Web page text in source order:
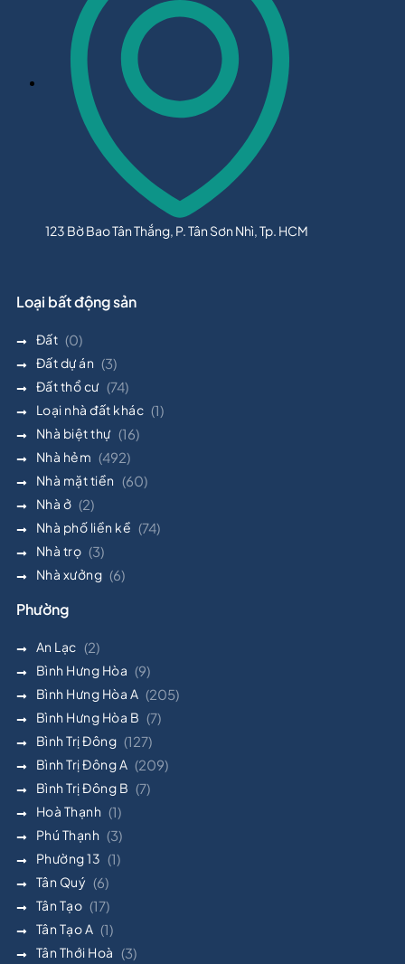
123 Bờ Bao Tân Thắng, P. Tân Sơn Nhì, Tp. HCM
Loại bất động sản
Đất (0)
Đất dự án (3)
Đất thổ cư (74)
Loại nhà đất khác (1)
Nhà biệt thự (16)
Nhà hẻm (492)
Nhà mặt tiền (60)
Nhà ở (2)
Nhà phố liền kề (74)
Nhà trọ (3)
Nhà xưởng (6)
Phường
An Lạc (2)
Bình Hưng Hòa (9)
Bình Hưng Hòa A (205)
Bình Hưng Hòa B (7)
Bình Trị Đông (127)
Bình Trị Đông A (209)
Bình Trị Đông B (7)
Hoà Thạnh (1)
Phú Thạnh (3)
Phường 13 (1)
Tân Quý (6)
Tân Tạo (17)
Tân Tạo A (1)
Tân Thới Hoà (3)